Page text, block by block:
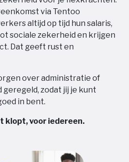
via Tentoo
altijd op tijd hun salaris,
sociale zekerheid en krijgen
Dat geeft rust en
over administratie of
geregeld, zodat jij je kunt
in bent.
klopt, voor iedereen.